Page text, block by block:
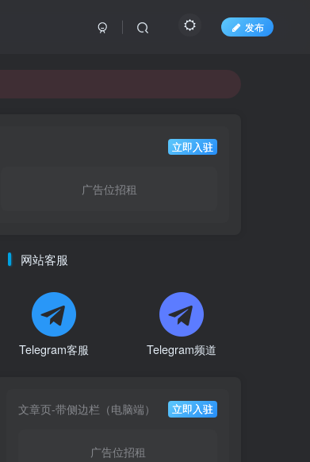
发布
立即入驻
广告位招租
网站客服
Telegram客服 Telegram频道
文章页-带侧边栏（电脑端） 立即入驻
广告位招租